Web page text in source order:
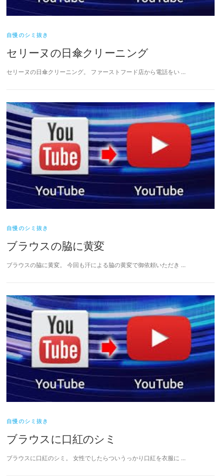
自慢のシミ抜き
セリーヌの日傘クリーニング
セリーヌの日傘クリーニング。 ファーストフード店から電話をい …
自慢のシミ抜き
ブラウスの脇に黄変
ブラウスの脇に黄変。 今回も汗による脇の黄変で御依頼いただき …
自慢のシミ抜き
ブラウスに口紅のシミ
ブラウスに口紅のシミ。 女性でしたらついうっかり口紅を衣服に …